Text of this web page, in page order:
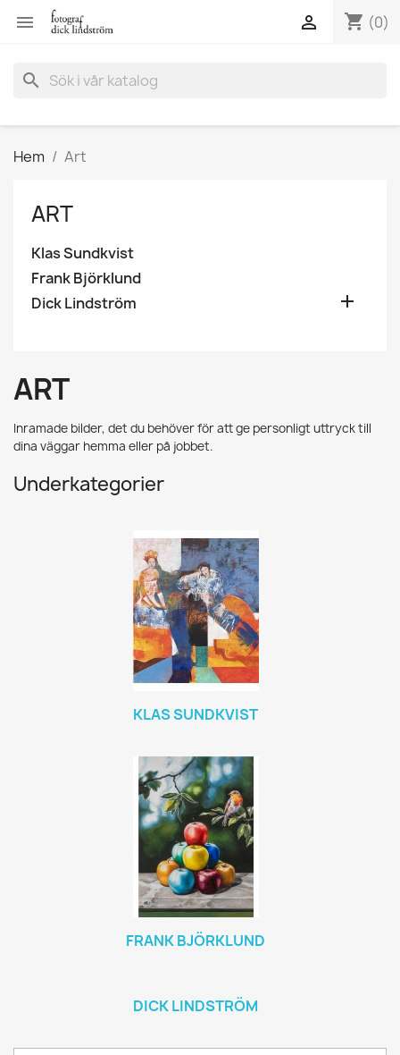
 shopping_cart (0)

search
Hem Art
ART
Klas Sundkvist
Frank Björklund
Dick Lindström

ART
Inramade bilder, det du behöver för att ge personligt uttryck till
dina väggar hemma eller på jobbet.
Underkategorier
KLAS SUNDKVIST
FRANK BJÖRKLUND
DICK LINDSTRÖM